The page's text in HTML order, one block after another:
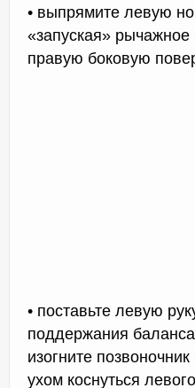
• выпрямите левую
«запуская» рычажное
правую боковую
• поставьте левую
поддержания
изогните
ухом коснуться